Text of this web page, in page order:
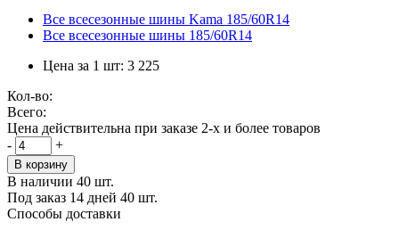
Все всесезонные шины Kama 185/60R14
Все всесезонные шины 185/60R14
Цена за 1 шт: 3 225
Кол-во:
Всего:
Цена действительна при заказе 2-х и более товаров
-
+
В корзину
В наличии 40 шт.
Под заказ 14 дней 40 шт.
Способы доставки